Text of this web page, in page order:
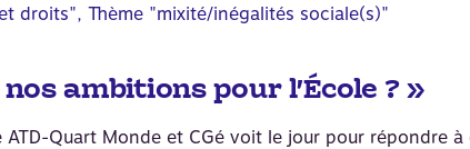
droits", Thème "mixité/inégalités sociale(s)"
ambitions pour l’École ? »
Quart Monde et CGé voit le jour pour répondre